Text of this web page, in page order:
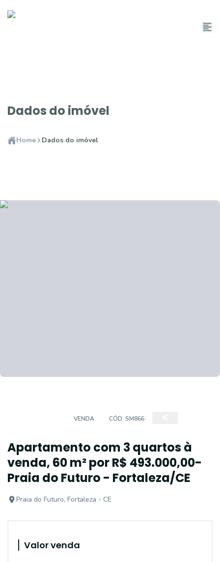
Dados do imóvel
Home Dados do imóvel
VENDA CÓD: SM866
Apartamento com 3 quartos à
venda, 60 m² por R$ 493.000,00-
Praia do Futuro - Fortaleza/CE
Praia do Futuro, Fortaleza - CE
Valor venda